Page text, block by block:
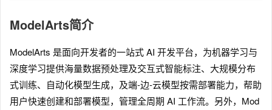
ModelArts简介
ModelArts 是面向开发者的一站式 AI 开发平台，为机器学习与
深度学习提供海量数据预处理及交互式智能标注、大规模分布
式训练、自动化模型生成，及端-边-云模型按需部署能力，帮助
用户快速创建和部署模型，管理全周期 AI 工作流。另外，Mod